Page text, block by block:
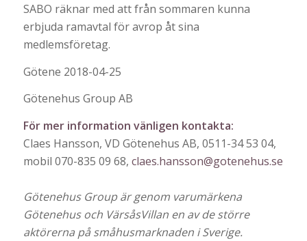
SABO räknar med att från sommaren kunna
erbjuda ramavtal för avrop åt sina
medlemsföretag.
Götene 2018-04-25
Götenehus Group AB
För mer information vänligen kontakta:
Claes Hansson, VD Götenehus AB, 0511-34 53 04,
mobil 070-835 09 68, claes.hansson@gotenehus.se
Götenehus Group är genom varumärkena
Götenehus och VärsåsVillan en av de större
aktörerna på småhusmarknaden i Sverige.